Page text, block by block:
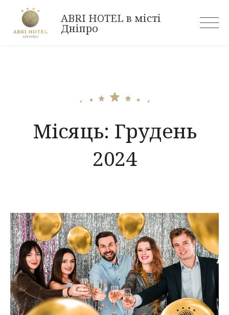
content
ABRI HOTEL в місті
Дніпро
Місяць: Грудень
2024